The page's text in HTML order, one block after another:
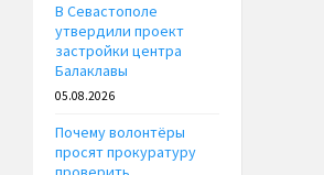
В Севастополе
утвердили проект
застройки центра
Балаклавы
05.08.2026
Почему волонтёры
просят прокуратуру